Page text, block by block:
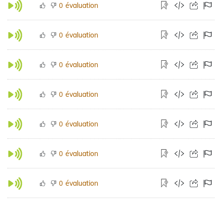
0 évaluation
0 évaluation
0 évaluation
0 évaluation
0 évaluation
0 évaluation
0 évaluation